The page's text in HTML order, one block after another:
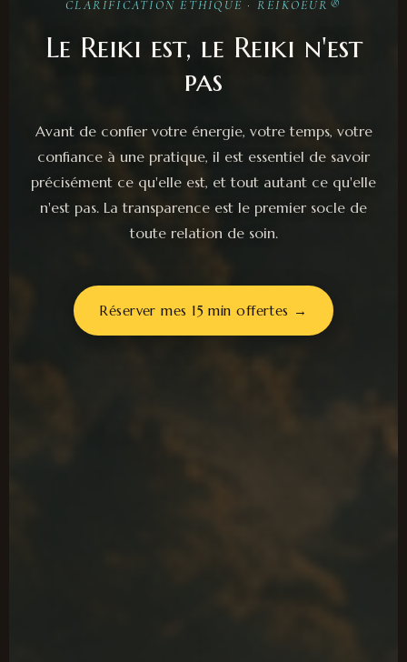
CLARIFICATION ÉTHIQUE · REIKOEUR®
Le Reiki est, le Reiki n'est
pas
Avant de confier votre énergie, votre temps, votre
confiance à une pratique, il est essentiel de savoir
précisément ce qu'elle est, et tout autant ce qu'elle
n'est pas. La transparence est le premier socle de
toute relation de soin.
Réserver mes 15 min offertes →